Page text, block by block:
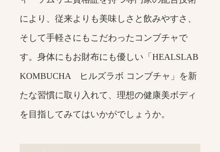
により、従来よりも美味しさと飲みやすさ、
そして手軽さにもこだわったコンブチャで
す。身体にもお財布にも優しい「HEALSLAB
KOMBUCHA ヒルズラボ コンブチャ」を新
たな習慣に取り入れて、理想の健康美ボディ
を目指してみてはいかがでしょうか。